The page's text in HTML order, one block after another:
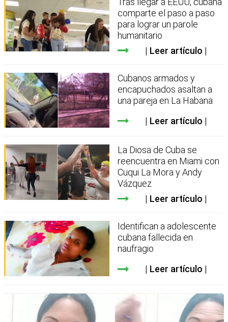
comparte el paso a paso
para lograr un parole
humanitario
Leer artículo
Cubanos armados y
encapuchados asaltan a
una pareja en La Habana
Leer artículo
La Diosa de Cuba se
reencuentra en Miami con
Cuqui La Mora y Andy
Vázquez
Leer artículo
Identifican a adolescente
cubana fallecida en
naufragio
Leer artículo